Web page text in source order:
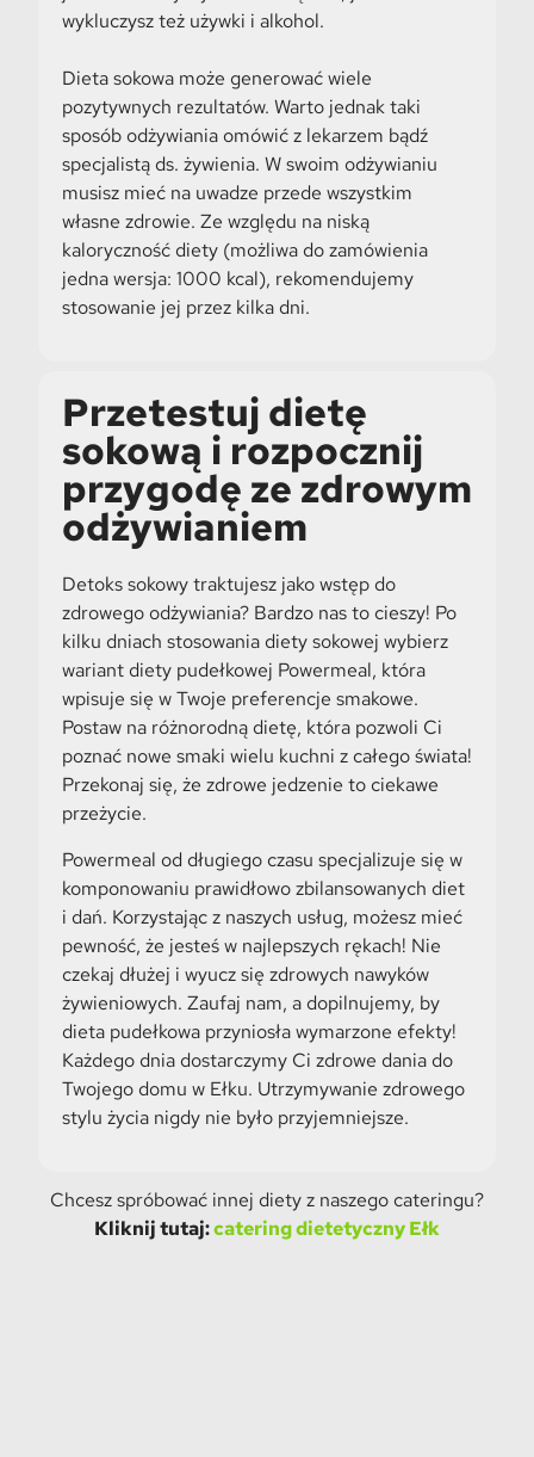
wykluczysz też używki i alkohol.
Dieta sokowa może generować wiele
pozytywnych rezultatów. Warto jednak taki
sposób odżywiania omówić z lekarzem bądź
specjalistą ds. żywienia. W swoim odżywianiu
musisz mieć na uwadze przede wszystkim
własne zdrowie. Ze względu na niską
kaloryczność diety (możliwa do zamówienia
jedna wersja: 1000 kcal), rekomendujemy
stosowanie jej przez kilka dni.
Przetestuj dietę
sokową i rozpocznij
przygodę ze zdrowym
odżywianiem
Detoks sokowy traktujesz jako wstęp do
zdrowego odżywiania? Bardzo nas to cieszy! Po
kilku dniach stosowania diety sokowej wybierz
wariant diety pudełkowej Powermeal, która
wpisuje się w Twoje preferencje smakowe.
Postaw na różnorodną dietę, która pozwoli Ci
poznać nowe smaki wielu kuchni z całego świata!
Przekonaj się, że zdrowe jedzenie to ciekawe
przeżycie.
Powermeal od długiego czasu specjalizuje się w
komponowaniu prawidłowo zbilansowanych diet
i dań. Korzystając z naszych usług, możesz mieć
pewność, że jesteś w najlepszych rękach! Nie
czekaj dłużej i wyucz się zdrowych nawyków
żywieniowych. Zaufaj nam, a dopilnujemy, by
dieta pudełkowa przyniosła wymarzone efekty!
Każdego dnia dostarczymy Ci zdrowe dania do
Twojego domu w Ełku. Utrzymywanie zdrowego
stylu życia nigdy nie było przyjemniejsze.
Chcesz spróbować innej diety z naszego cateringu?
Kliknij tutaj:catering dietetyczny Ełk